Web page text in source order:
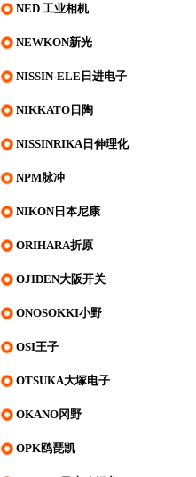
NED 工业相机
NEWKON新光
NISSIN-ELE日进电子
NIKKATO日陶
NISSINRIKA日伸理化
NPM脉冲
NIKON日本尼康
ORIHARA折原
OJIDEN大阪开关
ONOSOKKI小野
OSI王子
OTSUKA大塚电子
OKANO冈野
OPK鸥琵凯